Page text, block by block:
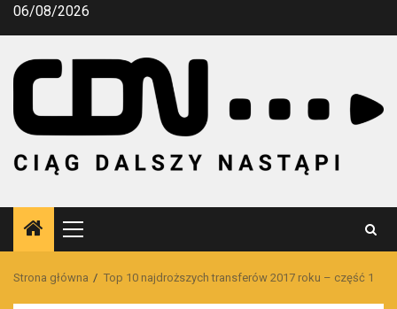
Przejdź
06/08/2026
Menu
główne
Strona główna Top 10 najdroższych transferów 2017 roku – część 1